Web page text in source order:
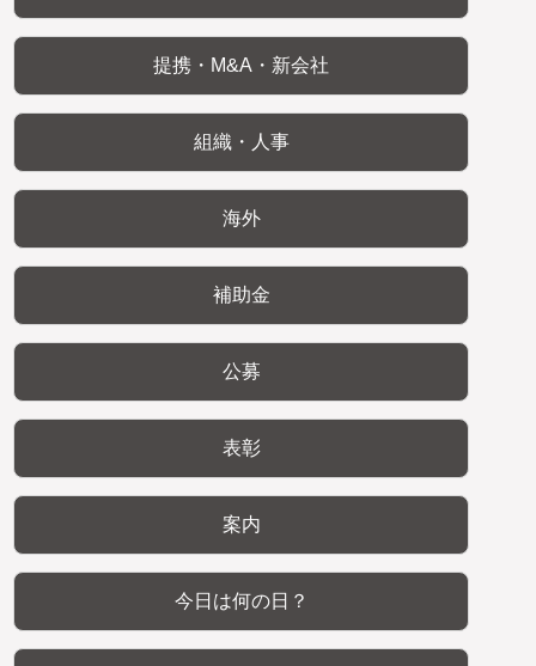
提携・M&A・新会社
組織・人事
海外
補助金
公募
表彰
案内
今日は何の日？